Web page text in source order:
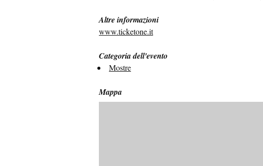
Altre informazioni
www.ticketone.it
Categoria dell'evento
Mostre
Mappa